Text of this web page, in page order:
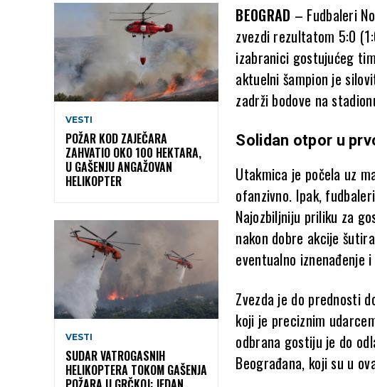
VESTI
POŽAR KOD ZAJEČARA
ZAHVATIO OKO 100 HEKTARA,
U GAŠENJU ANGAŽOVAN
HELIKOPTER
VESTI
SUDAR VATROGASNIH
HELIKOPTERA TOKOM GAŠENJA
BEOGRAD – Fudbaleri
zvezdi rezultatom 5:0
izabranici gostujućeg
aktuelni šampion je
zadrži bodove na
Solidan otpor u
Utakmica je počela uz
ofanzivno. Ipak,
Najozbiljniju priliku za
nakon dobre akcije
eventualno iznenađenje
Zvezda je do prednosti
koji je preciznim
odbrana gostiju je do
Beograđana, koji su u